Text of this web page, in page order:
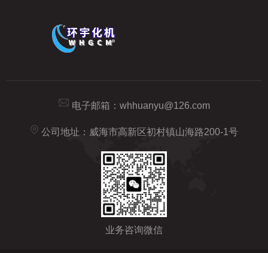
电子邮箱： whhuanyu@126.com
公司地址：威海市高新区初村镇山海路200-1号
业务咨询微信